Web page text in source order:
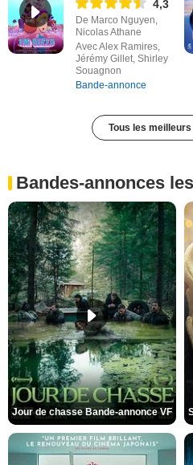
4,3
De Marco Nguyen,
Nicolas Athane
Avec Alex Ramires,
Jérémy Gillet, Shirley
Souagnon
Bande-annonce
Tous les
Bandes-annonces
Jour de chasse Bande-annonce VF